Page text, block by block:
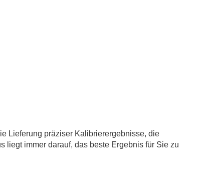
Lieferung präziser Kalibrierergebnisse, die
liegt immer darauf, das beste Ergebnis für Sie zu